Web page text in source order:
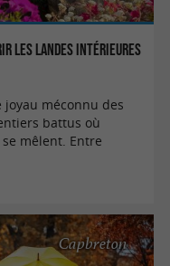
les Landes intérieures
joyau méconnu des
battus où
mêlent. Entre
Capbreton